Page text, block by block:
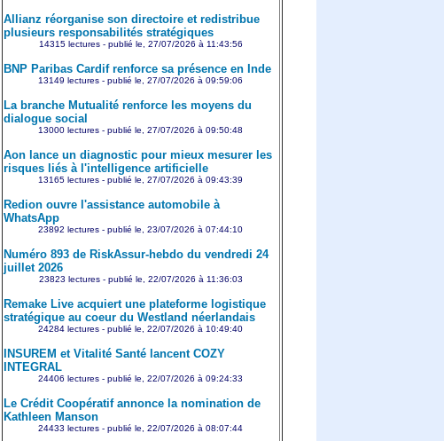
Allianz réorganise son directoire et redistribue
plusieurs responsabilités stratégiques
14315 lectures - publié le, 27/07/2026 à 11:43:56
BNP Paribas Cardif renforce sa présence en Inde
13149 lectures - publié le, 27/07/2026 à 09:59:06
La branche Mutualité renforce les moyens du
dialogue social
13000 lectures - publié le, 27/07/2026 à 09:50:48
Aon lance un diagnostic pour mieux mesurer les
risques liés à l'intelligence artificielle
13165 lectures - publié le, 27/07/2026 à 09:43:39
Redion ouvre l'assistance automobile à
WhatsApp
23892 lectures - publié le, 23/07/2026 à 07:44:10
Numéro 893 de RiskAssur-hebdo du vendredi 24
juillet 2026
23823 lectures - publié le, 22/07/2026 à 11:36:03
Remake Live acquiert une plateforme logistique
stratégique au coeur du Westland néerlandais
24284 lectures - publié le, 22/07/2026 à 10:49:40
INSUREM et Vitalité Santé lancent COZY
INTEGRAL
24406 lectures - publié le, 22/07/2026 à 09:24:33
Le Crédit Coopératif annonce la nomination de
Kathleen Manson
24433 lectures - publié le, 22/07/2026 à 08:07:44